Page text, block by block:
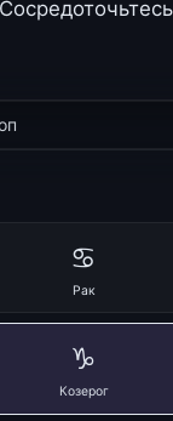
♋
Рак
♑
Козерог